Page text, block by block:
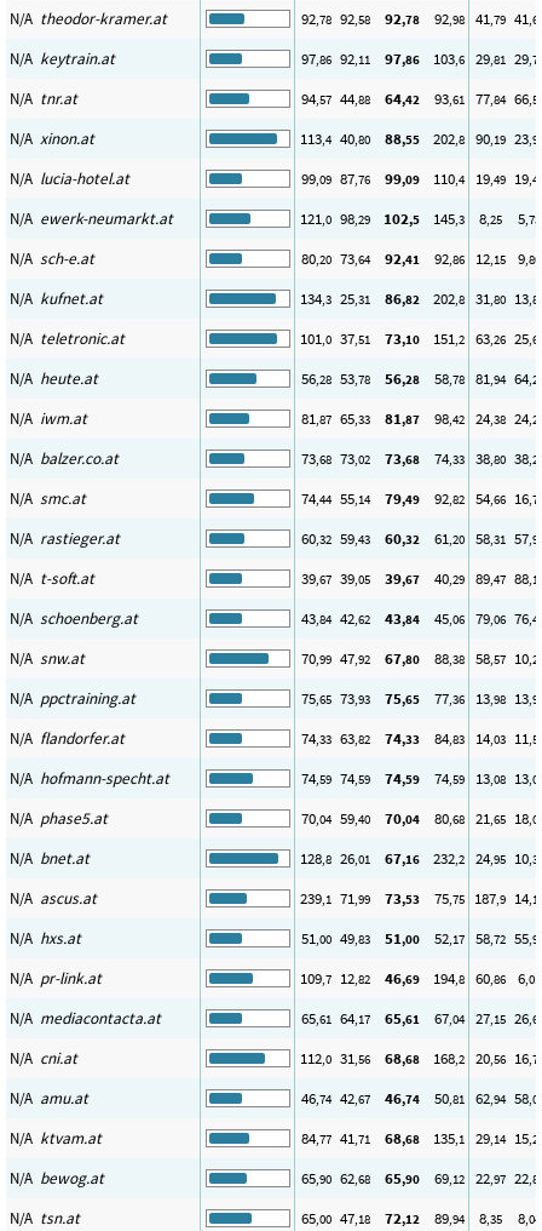
N/A theodor-kramer.at 92,78 92,58 92,78 92,98 41,79 41
N/A keytrain.at 97,86 92,11 97,86 103,6 29,81 29
N/A tnr.at 94,57 44,88 64,42 93,61 77,84 66
N/A xinon.at 113,4 40,80 88,55 202,8 90,19 23
N/A lucia-hotel.at 99,09 87,76 99,09 110,4 19,49 19
N/A ewerk-neumarkt.at 121,0 98,29 102,5 145,3 8,25 5,73
N/A sch-e.at 80,20 73,64 92,41 92,86 12,15 9,80
N/A kufnet.at 134,3 25,31 86,82 202,8 31,80 13
N/A teletronic.at 101,0 37,51 73,10 151,2 63,26 25
N/A heute.at 56,28 53,78 56,28 58,78 81,94 64
N/A iwm.at 81,87 65,33 81,87 98,42 24,38 24
N/A balzer.co.at 73,68 73,02 73,68 74,33 38,80 38
N/A smc.at 74,44 55,14 79,49 92,82 54,66 16
N/A rastieger.at 60,32 59,43 60,32 61,20 58,31 57
N/A t-soft.at 39,67 39,05 39,67 40,29 89,47 88
N/A schoenberg.at 43,84 42,62 43,84 45,06 79,06 76
N/A snw.at 70,99 47,92 67,80 88,38 58,57 10
N/A ppctraining.at 75,65 73,93 75,65 77,36 13,98 13
N/A flandorfer.at 74,33 63,82 74,33 84,83 14,03 11
N/A hofmann-specht.at 74,59 74,59 74,59 74,59 13,08 13
N/A phase5.at 70,04 59,40 70,04 80,68 21,65 18
N/A bnet.at 128,8 26,01 67,16 232,2 24,95 10
N/A ascus.at 239,1 71,99 73,53 75,75 187,9 14
N/A hxs.at 51,00 49,83 51,00 52,17 58,72 55
N/A pr-link.at 109,7 12,82 46,69 194,8 60,86 6,01
N/A mediacontacta.at 65,61 64,17 65,61 67,04 27,15 26
N/A cni.at 112,0 31,56 68,68 168,2 20,56 16
N/A amu.at 46,74 42,67 46,74 50,81 62,94 58
N/A ktvam.at 84,77 41,71 68,68 135,1 29,14 15
N/A bewog.at 65,90 62,68 65,90 69,12 22,97 22
N/A tsn.at 65,00 47,18 72,12 89,94 8,35 8,04